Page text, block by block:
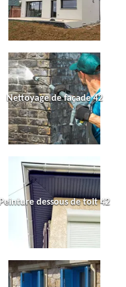
Nettoyage de façade 42
Peinture dessous de toit 42